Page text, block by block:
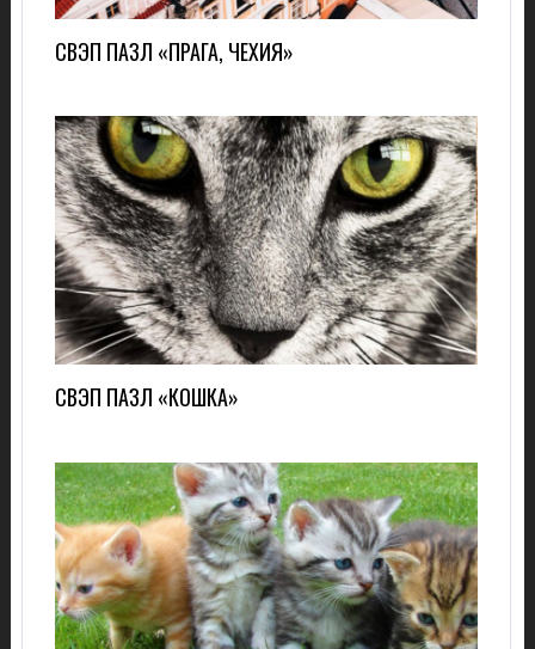
СВЭП ПАЗЛ «ПРАГА, ЧЕХИЯ»
СВЭП ПАЗЛ «КОШКА»